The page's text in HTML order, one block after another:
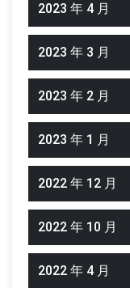
2023 年 4 月
2023 年 3 月
2023 年 2 月
2023 年 1 月
2022 年 12 月
2022 年 10 月
2022 年 4 月